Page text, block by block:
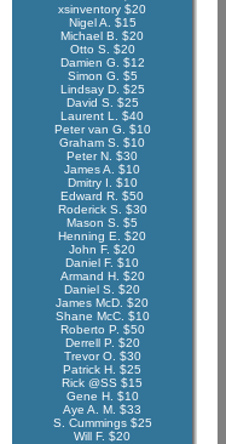
xsinventory $20
Nigel A. $15
Michael B. $20
Otto S. $20
Damien G. $12
Simon G. $5
Lindsay D. $25
David S. $25
Laurent L. $40
Peter van G. $10
Graham S. $10
Peter N. $30
James A. $10
Dmitry I. $10
Edward R. $50
Roderick S. $30
Mason S. $5
Henning E. $20
John F. $20
Daniel F. $10
Armand H. $20
Daniel S. $20
James McD. $20
Shane McC. $10
Roberto P. $50
Derrell P. $20
Trevor O. $30
Patrick H. $25
Rick @SS $15
Gene H. $10
Aye A. M. $33
S. Cummings $25
Will F. $20